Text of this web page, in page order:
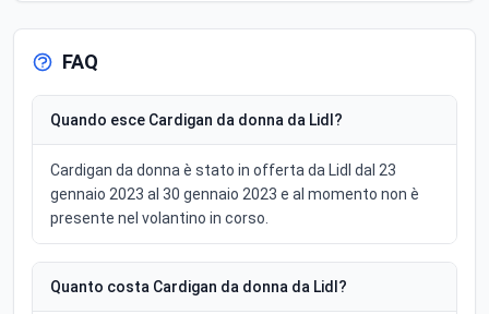
FAQ
Quando esce Cardigan da donna da Lidl?
Cardigan da donna è stato in offerta da Lidl dal 23
gennaio 2023 al 30 gennaio 2023 e al momento non è
presente nel volantino in corso.
Quanto costa Cardigan da donna da Lidl?